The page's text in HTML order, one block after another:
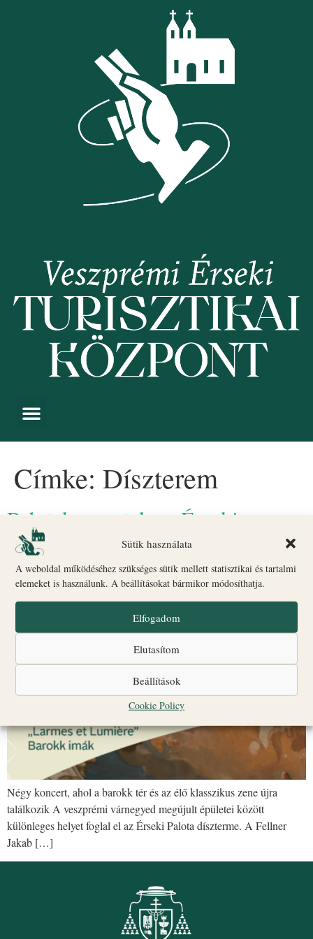
Sütik használata
A weboldal működéséhez szükséges sütik mellett statisztikai és tartalmi
elemeket is használunk. A beállításokat bármikor módosíthatja.
Elfogadom
Elutasítom
Beállítások
Cookie Policy
Címke: Díszterem
Palotakoncertek az Érseki
Palotában
Négy koncert, ahol a barokk tér és az élő klasszikus zene újra
találkozik A veszprémi várnegyed megújult épületei között
különleges helyet foglal el az Érseki Palota díszterme. A Fellner
Jakab […]